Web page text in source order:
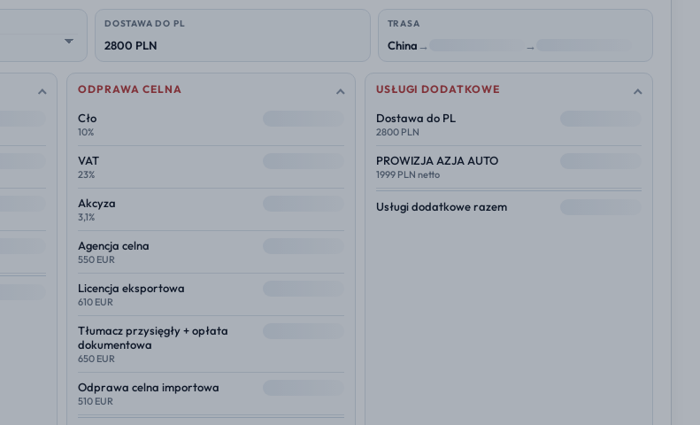
DOSTAWA DO PL
2800 PLN
TRASA
China→ →
ODPRAWA CELNA
Cło
10%
VAT
23%
Akcyza
3,1%
Agencja celna
550 EUR
Licencja eksportowa
610 EUR
Tłumacz przysięgły + opłata
dokumentowa
650 EUR
Odprawa celna importowa
510 EUR
USŁUGI DODATKOWE
Dostawa do PL
2800 PLN
PROWIZJA AZJA AUTO
1999 PLN netto
Usługi dodatkowe razem